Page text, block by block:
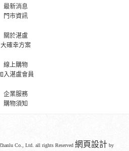
最新消息
門市資訊
關於湛盧
大確幸方案
線上購物
入湛盧會員
企業服務
購物須知
Co., Ltd. all rights Reserved 網頁設計by